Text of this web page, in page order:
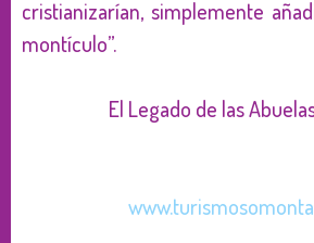
cristianizarían, simplemente
montículo”.
El Legado de las